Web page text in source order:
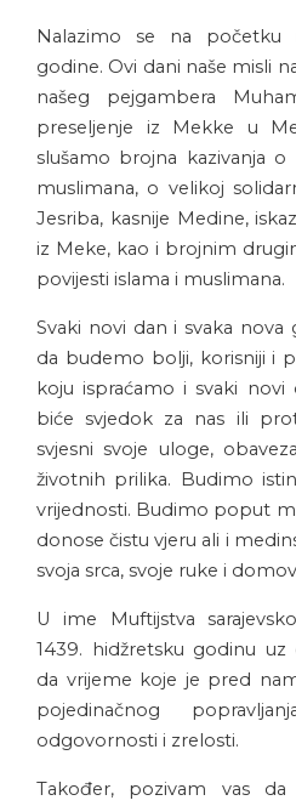
Nalazimo se na početku
godine. Ovi dani naše misli
našeg pejgambera
preseljenje iz Mekke u
slušamo brojna kazivanja
muslimana, o velikoj
Jesriba, kasnije Medine,
iz Meke, kao i brojnim
povijesti islama i muslimana.
Svaki novi dan i svaka
da budemo bolji, korisniji i
koju ispraćamo i svaki
biće svjedok za nas ili
svjesni svoje uloge,
životnih prilika. Budimo
vrijednosti. Budimo poput
donose čistu vjeru ali i
svoja srca, svoje ruke i
U ime Muftijstva
1439. hidžretsku godinu
da vrijeme koje je pred
pojedinačnog
odgovornosti i zrelosti.
Također, pozivam vas